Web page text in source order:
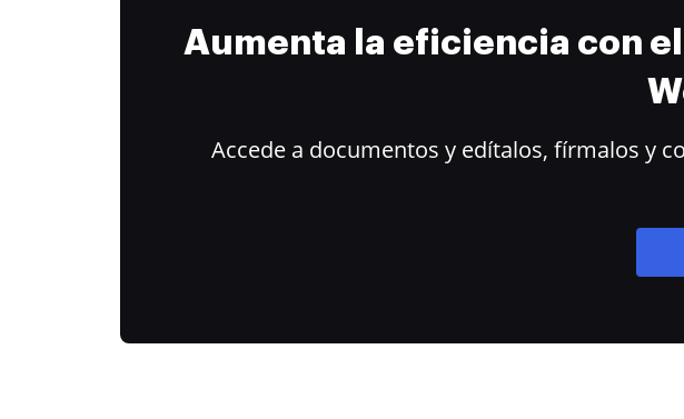
Aumenta la eficiencia con
Accede a documentos y edítalos, fírmalos y